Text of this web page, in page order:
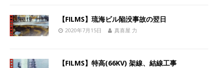
【FILMS】琉海ビル陥没事故の翌日
2020年7月15日 真喜屋 力
【FILMS】特高(66KV) 架線、結線工事